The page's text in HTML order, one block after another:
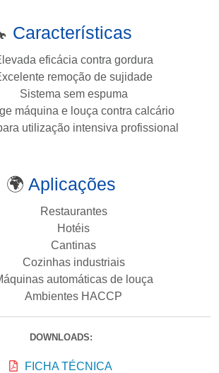
Características
eficácia contra gordura
remoção de sujidade
Sistema sem espuma
máquina e louça contra calcário
utilização intensiva profissional
🌍 Aplicações
Restaurantes
Hotéis
Cantinas
Cozinhas industriais
automáticas de louça
Ambientes HACCP
DOWNLOADS:
FICHA TÉCNICA